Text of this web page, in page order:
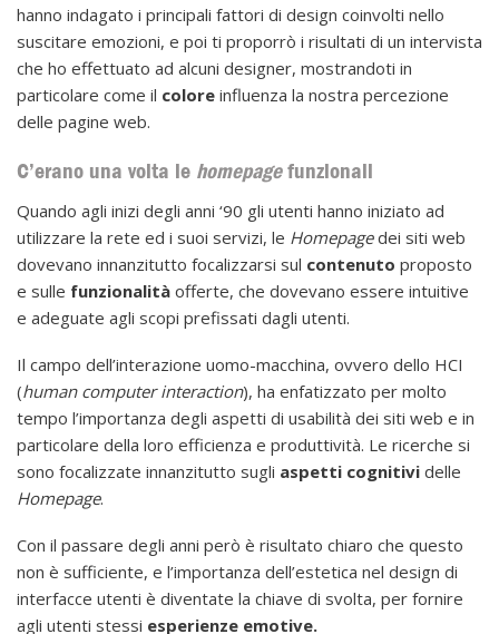
hanno indagato i principali fattori di design coinvolti nello
suscitare emozioni, e poi ti proporrò i risultati di un intervista
che ho effettuato ad alcuni designer, mostrandoti in
particolare come il colore influenza la nostra percezione
delle pagine web.
C’erano una volta le homepagefunzionali
Quando agli inizi degli anni ‘90 gli utenti hanno iniziato ad
utilizzare la rete ed i suoi servizi, le Homepagedei siti web
dovevano innanzitutto focalizzarsi sul contenuto proposto
e sulle funzionalità offerte, che dovevano essere intuitive
e adeguate agli scopi prefissati dagli utenti.
Il campo dell’interazione uomo-macchina, ovvero dello HCI
(human computer interaction), ha enfatizzato per molto
tempo l’importanza degli aspetti di usabilità dei siti web e in
particolare della loro efficienza e produttività. Le ricerche si
sono focalizzate innanzitutto sugli aspetti cognitivi delle
Homepage.
Con il passare degli anni però è risultato chiaro che questo
non è sufficiente, e l’importanza dell’estetica nel design di
interfacce utenti è diventate la chiave di svolta, per fornire
agli utenti stessi esperienze emotive.